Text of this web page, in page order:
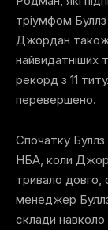
тріумфом Буллз
Джордан також
найвидатніших
рекорд з 11
перевершено.
Спочатку Буллз
НБА, коли
тривало довго,
менеджер
склади